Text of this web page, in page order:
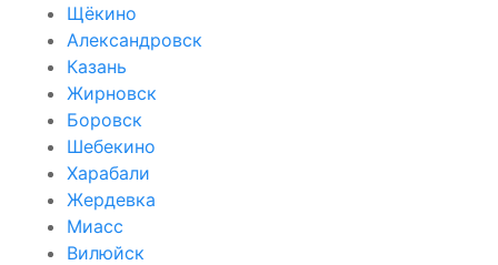
Щёкино
Александровск
Казань
Жирновск
Боровск
Шебекино
Харабали
Жердевка
Миасс
Вилюйск